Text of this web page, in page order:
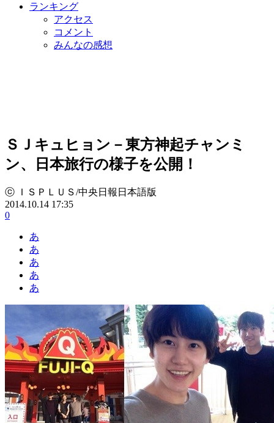
ランキング
アクセス
コメント
みんなの感想
ＳＪキュヒョン－東方神起チャンミ
ン、日本旅行の様子を公開！
ⓒ ＩＳＰＬＵＳ/中央日報日本語版
2014.10.14 17:35
0
あ
あ
あ
あ
あ